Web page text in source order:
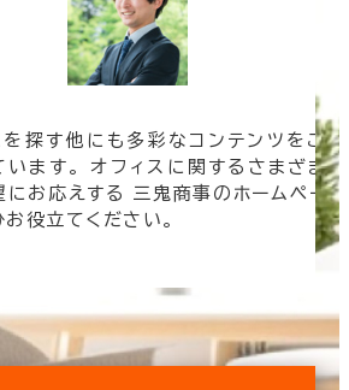
を探す他にも多彩なコンテンツをご
います。 オフィスに関するさまざま
にお応えする 三鬼商事のホームペー
役立てください。